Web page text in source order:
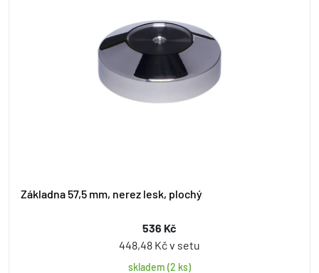
Základna 57,5 mm, nerez lesk, plochý
536 Kč
448,48 Kč v setu
skladem (2 ks)